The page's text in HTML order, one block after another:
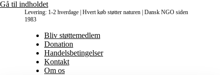
Gå til indholdet
Levering: 1-2 hverdage | Hvert køb støtter naturen | Dansk NGO siden
1983
Bliv støttemedlem
Donation
Handelsbetingelser
Kontakt
Om os